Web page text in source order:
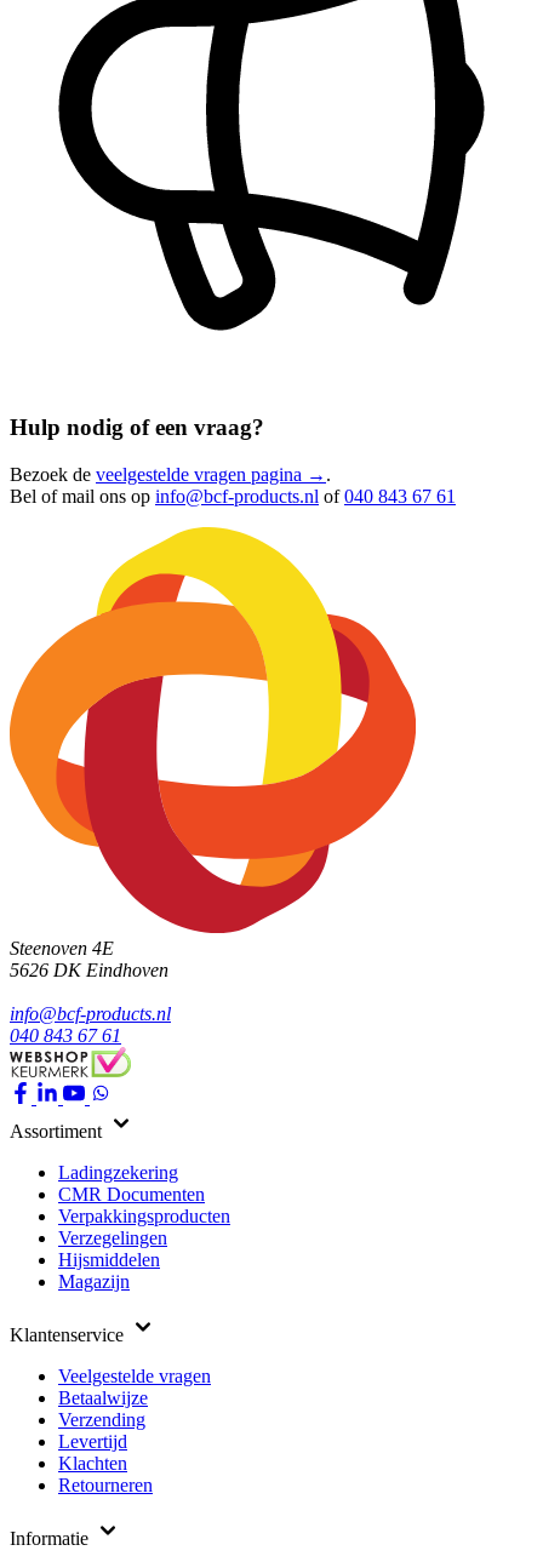
Hulp nodig of een vraag?
Bezoek de veelgestelde vragen pagina → .
Bel of mail ons op info@bcf-products.nl of040 843 67 61
Steenoven 4E
5626 DK Eindhoven
info@bcf-products.nl
040 843 67 61
Assortiment
Ladingzekering
CMR Documenten
Verpakkingsproducten
Verzegelingen
Hijsmiddelen
Magazijn
Klantenservice
Veelgestelde vragen
Betaalwijze
Verzending
Levertijd
Klachten
Retourneren
Informatie